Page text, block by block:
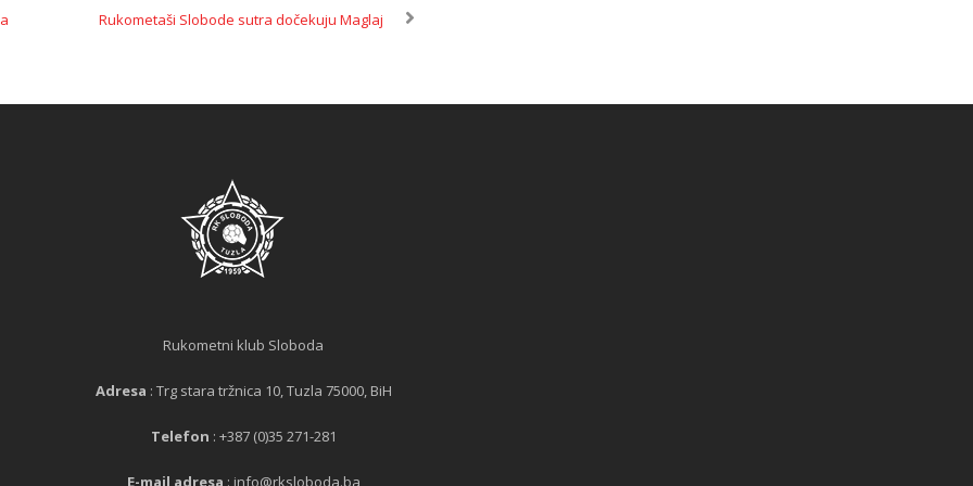
Rukometaši Slobode sutra dočekuju Maglaj
Rukometni klub Sloboda
Adresa : Trg stara tržnica 10, Tuzla 75000, BiH
Telefon : +387 (0)35 271-281
E-mail adresa : info@rksloboda.ba